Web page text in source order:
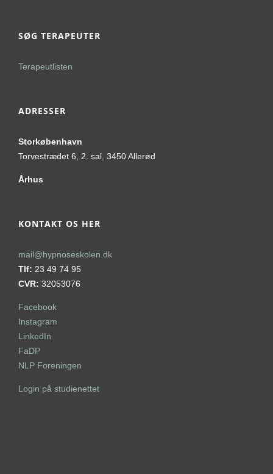
SØG TERAPEUTER
Terapeutlisten
ADRESSER
Storkøbenhavn
Torvestrædet 6, 2. sal, 3450 Allerød
Århus
KONTAKT OS HER
mail@hypnoseskolen.dk
Tlf: 23 49 74 95
CVR: 32053076
Facebook
Instagram
LinkedIn
FaDP
NLP Foreningen
Login på studienettet